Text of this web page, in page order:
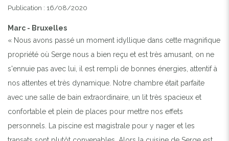
Publication : 16/08/2020
Marc - Bruxelles
« Nous avons passé un moment idyllique dans cette magnifique
propriété où Serge nous a bien reçu et est très amusant, on ne
s'ennuie pas avec lui, il est rempli de bonnes énergies, attentif à
nos attentes et très dynamique. Notre chambre était parfaite
avec une salle de bain extraordinaire, un lit très spacieux et
confortable et plein de places pour mettre nos effets
personnels. La piscine est magistrale pour y nager et les